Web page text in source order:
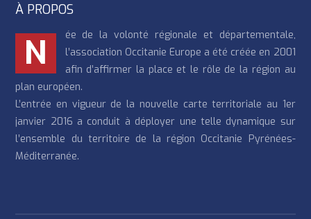
À PROPOS
N
ée de la volonté régionale et départementale,
l’association Occitanie Europe a été créée en 2001
afin d’affirmer la place et le rôle de la région au
plan européen.
L’entrée en vigueur de la nouvelle carte territoriale au 1er
janvier 2016 a conduit à déployer une telle dynamique sur
l’ensemble du territoire de la région Occitanie Pyrénées-
Méditerranée.